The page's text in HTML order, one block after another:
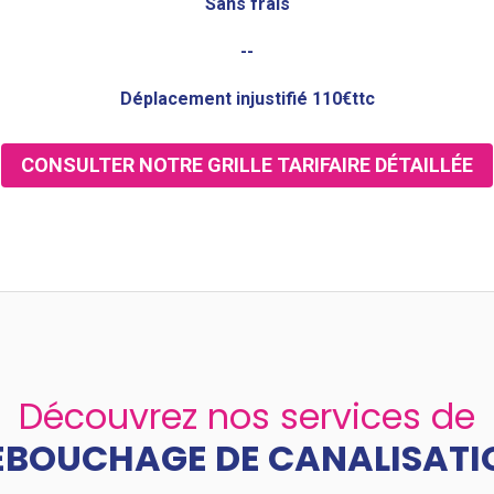
--
Déplacement injustifié 110€ttc
CONSULTER NOTRE GRILLE TARIFAIRE DÉTAILLÉE
Découvrez nos services de
DE